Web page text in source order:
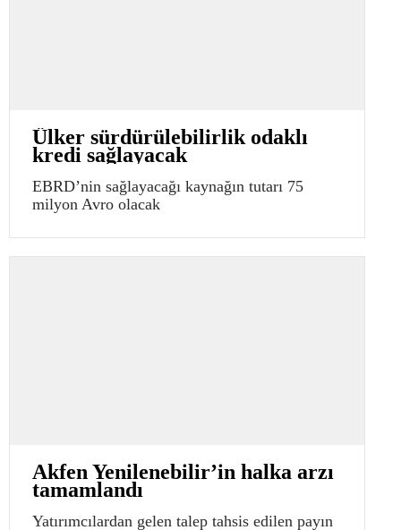
Ülker sürdürülebilirlik odaklı
kredi sağlayacak
EBRD’nin sağlayacağı kaynağın tutarı 75
milyon Avro olacak
Akfen Yenilenebilir’in halka arzı
tamamlandı
Yatırımcılardan gelen talep tahsis edilen payın